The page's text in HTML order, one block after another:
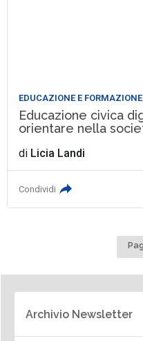
EDUCAZIONE E FORMAZIONE
Educazione civica
orientare nella
di Licia Landi
Condividi
Archivio Newsletter